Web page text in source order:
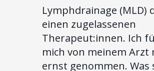
Lymphdrainage (MLD)
einen zugelassenen
Therapeut:innen. Ich
mich von meinem Arzt
ernst genommen. Was